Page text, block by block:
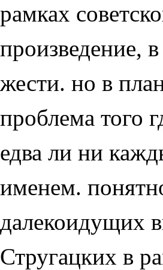
рамках
произведение,
жести. но в
проблема того
едва ли ни
именем.
далекоидущих
Стругацких в